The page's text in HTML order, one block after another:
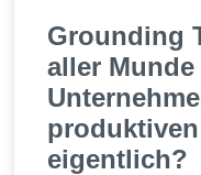
Grounding
aller
eigentlich?